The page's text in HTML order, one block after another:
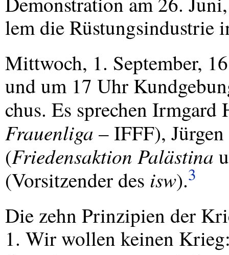
lem die Rüstungsindustrie
Mittwoch, 1. September,
und um 17 Uhr
chus. Es sprechen Irmgard
Frauenliga –IFFF),
(Friedensaktion Palästina
(Vorsitzender des isw).3
Die zehn Prinzipien der
1. Wir wollen keinen